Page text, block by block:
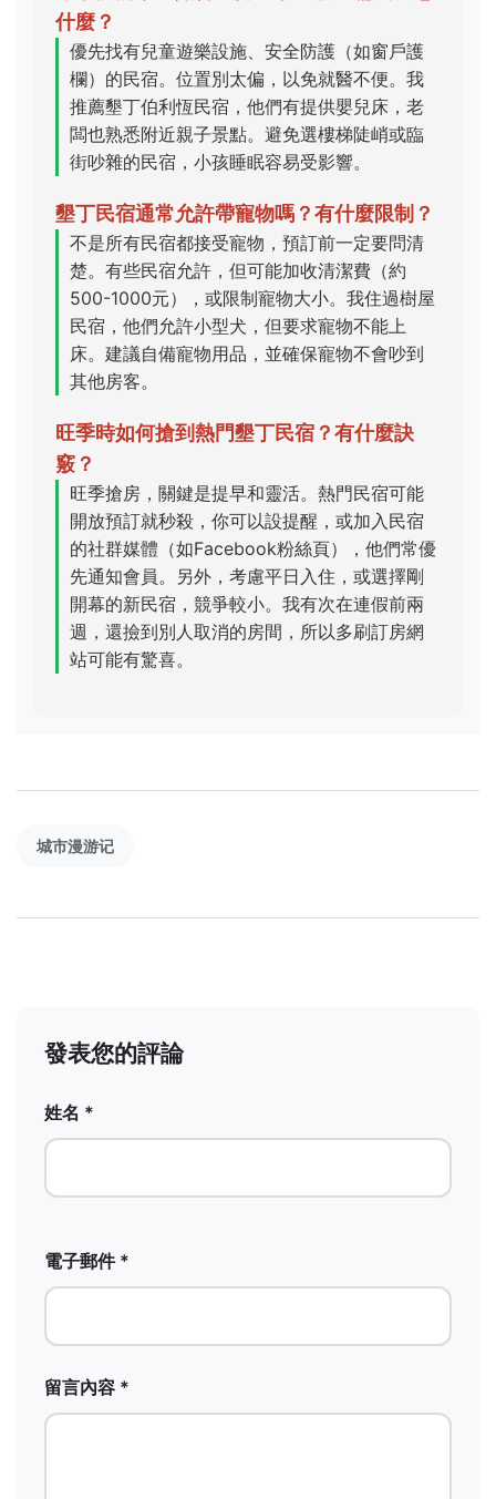
什麼？
優先找有兒童遊樂設施、安全防護（如窗戶護
欄）的民宿。位置別太偏，以免就醫不便。我
推薦墾丁伯利恆民宿，他們有提供嬰兒床，老
闆也熟悉附近親子景點。避免選樓梯陡峭或臨
街吵雜的民宿，小孩睡眠容易受影響。
墾丁民宿通常允許帶寵物嗎？有什麼限制？
不是所有民宿都接受寵物，預訂前一定要問清
楚。有些民宿允許，但可能加收清潔費（約
500-1000元），或限制寵物大小。我住過樹屋
民宿，他們允許小型犬，但要求寵物不能上
床。建議自備寵物用品，並確保寵物不會吵到
其他房客。
旺季時如何搶到熱門墾丁民宿？有什麼訣
竅？
旺季搶房，關鍵是提早和靈活。熱門民宿可能
開放預訂就秒殺，你可以設提醒，或加入民宿
的社群媒體（如Facebook粉絲頁），他們常優
先通知會員。另外，考慮平日入住，或選擇剛
開幕的新民宿，競爭較小。我有次在連假前兩
週，還撿到別人取消的房間，所以多刷訂房網
站可能有驚喜。
城市漫游记
發表您的評論
姓名 *
電子郵件 *
留言內容 *